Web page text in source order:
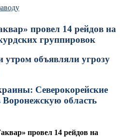
провел 14 рейдов на
группировок
объявляли угрозу
Северокорейские
область
провел 14 рейдов на